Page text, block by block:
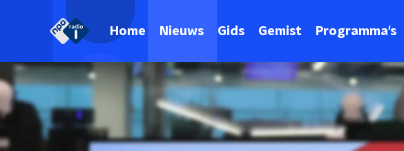
Home Nieuws Gids Gemist Programma's